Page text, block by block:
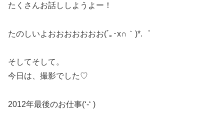
たくさんお話ししようよー！
たのしいよおおおおおおお(´｡･x∩｀)*.゜
そしてそして。
今日は、撮影でした♡
2012年最後のお仕事(‘-‘ )